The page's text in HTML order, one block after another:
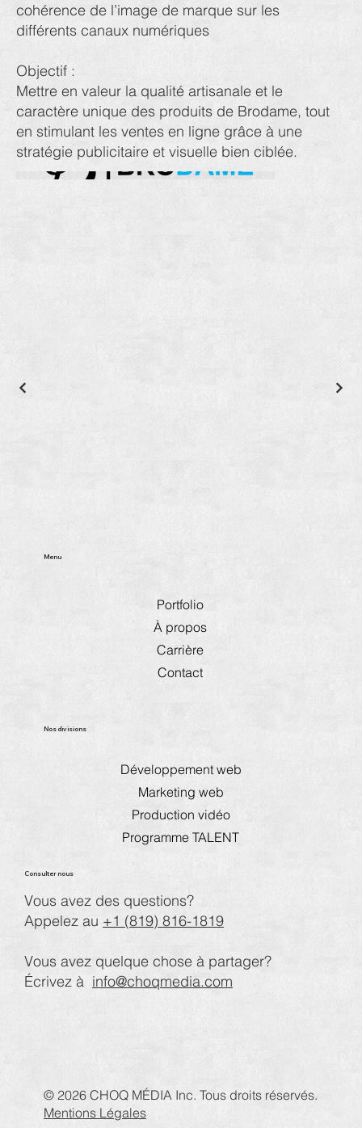
cohérence de l’image de marque sur les
différents canaux numériques
Objectif :
Mettre en valeur la qualité artisanale et le
caractère unique des produits de Brodame, tout
en stimulant les ventes en ligne grâce à une
stratégie publicitaire et visuelle bien ciblée.
© 2026 CHOQ MÉDIA Inc. Tous droits réservés.
Mentions Légales
Vous avez des questions?
Appelez au +1 (819) 816-1819
Vous avez quelque chose à partager?
Écrivez à info@choqmedia.com
Consulter nous
Nos divisions
Développement web
Marketing web
Production vidéo
Programme TALENT
Portfolio
À propos
Carrière
Contact
Menu